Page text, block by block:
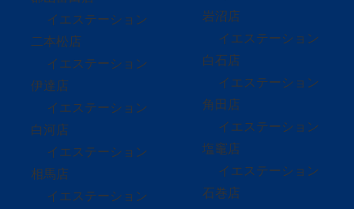
イエステーション
二本松店
イエステーション
伊達店
イエステーション
白河店
イエステーション
相馬店
イエステーション
岩沼店
イエステーション
白石店
イエステーション
角田店
イエステーション
塩竈店
イエステーション
石巻店